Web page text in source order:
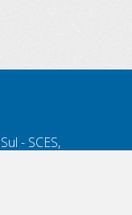
- SCES,